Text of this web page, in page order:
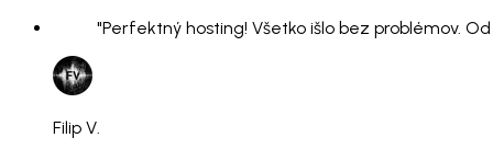
"Perfektný hosting! Všetko išlo bez problémov.
Filip V.